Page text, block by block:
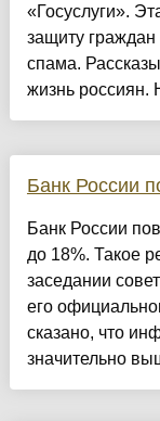
«Госуслуги».
защиту граждан
спама.
жизнь россиян.
Банк России
Банк России
до 18%. Такое
заседании
его
сказано, что
значительно